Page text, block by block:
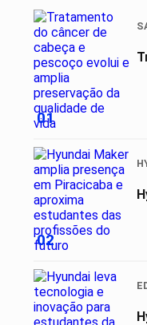
01
02